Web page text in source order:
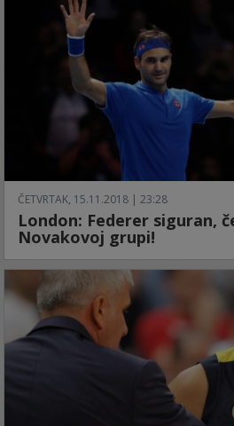
ČETVRTAK, 15.11.2018 | 23:28
London: Federer siguran,
Novakovoj grupi!